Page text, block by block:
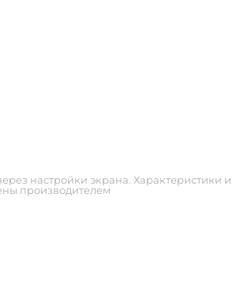
настройки экрана. Характеристики и
производителем